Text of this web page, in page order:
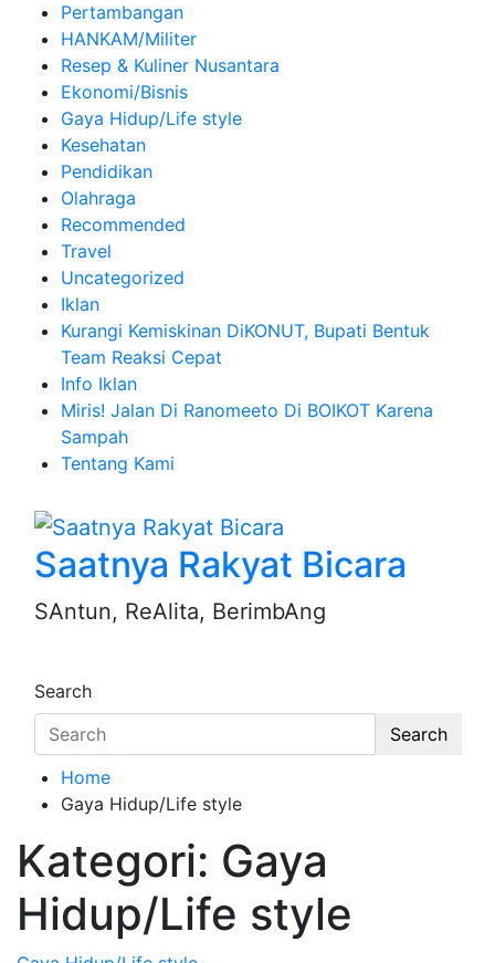
Pertambangan
HANKAM/Militer
Resep & Kuliner Nusantara
Ekonomi/Bisnis
Gaya Hidup/Life style
Kesehatan
Pendidikan
Olahraga
Recommended
Travel
Uncategorized
Iklan
Kurangi Kemiskinan DiKONUT, Bupati Bentuk
Team Reaksi Cepat
Info Iklan
Miris! Jalan Di Ranomeeto Di BOIKOT Karena
Sampah
Tentang Kami
Saatnya Rakyat Bicara
SAntun, ReAlita, BerimbAng
Search
Search
Home
Gaya Hidup/Life style
Kategori: Gaya
Hidup/Life style